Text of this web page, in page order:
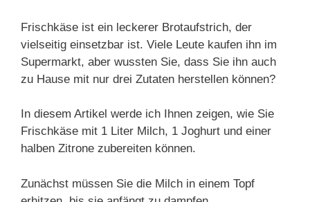
Frischkäse ist ein leckerer Brotaufstrich, der
vielseitig einsetzbar ist. Viele Leute kaufen ihn im
Supermarkt, aber wussten Sie, dass Sie ihn auch
zu Hause mit nur drei Zutaten herstellen können?
In diesem Artikel werde ich Ihnen zeigen, wie Sie
Frischkäse mit 1 Liter Milch, 1 Joghurt und einer
halben Zitrone zubereiten können.
Zunächst müssen Sie die Milch in einem Topf